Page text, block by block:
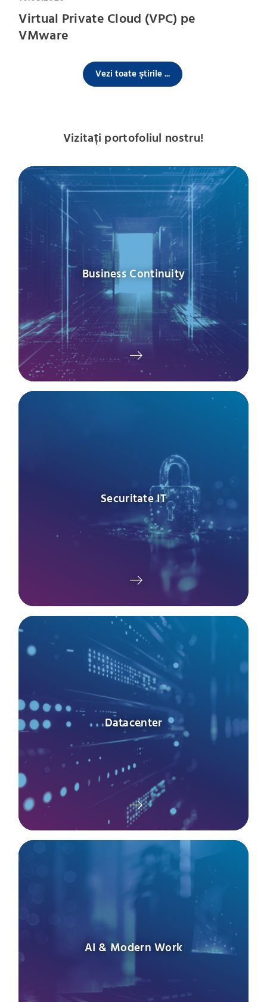
Virtual Private Cloud (VPC) pe
VMware
Vezi toate știrile ...
Vizitați portofoliul nostru!
Business Continuity
Securitate IT
Datacenter
AI & Modern Work